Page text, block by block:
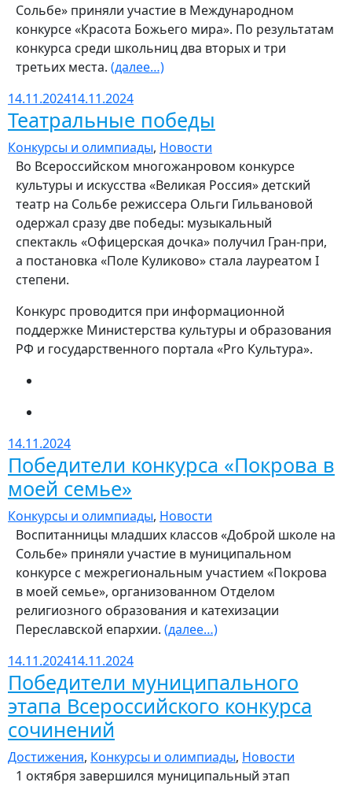
Сольбе» приняли участие в Международном
конкурсе «Красота Божьего мира». По результатам
конкурса среди школьниц два вторых и три
третьих места. (далее…)
14.11.202414.11.2024
Театральные победы
Конкурсы и олимпиады, Новости
Во Всероссийском многожанровом конкурсе
культуры и искусства «Великая Россия» детский
театр на Сольбе режиссера Ольги Гильвановой
одержал сразу две победы: музыкальный
спектакль «Офицерская дочка» получил Гран-при,
а постановка «Поле Куликово» стала лауреатом I
степени.
Конкурс проводится при информационной
поддержке Министерства культуры и образования
РФ и государственного портала «Pro Культура».
14.11.2024
Победители конкурса «Покрова в
моей семье»
Конкурсы и олимпиады, Новости
Воспитанницы младших классов «Доброй школе на
Сольбе» приняли участие в муниципальном
конкурсе с межрегиональным участием «Покрова
в моей семье», организованном Отделом
религиозного образования и катехизации
Переславской епархии. (далее…)
14.11.202414.11.2024
Победители муниципального
этапа Всероссийского конкурса
сочинений
Достижения, Конкурсы и олимпиады, Новости
1 октября завершился муниципальный этап